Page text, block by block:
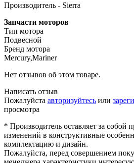
Производитель - Sierra
Запчасти моторов
Тип мотора
Подвесной
Бренд мотора
Mercury,Mariner
Нет отзывов об этом товаре.
Написать отзыв
Пожалуйста авторизуйтесь или
просмотра
* Производитель оставляет за собой
изменений в конструктивные
комплектацию и дизайн.
Пожалуйста, перед совершением